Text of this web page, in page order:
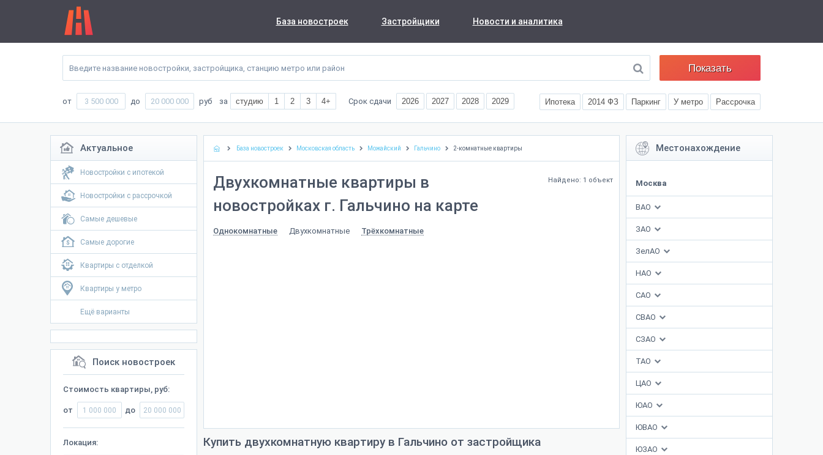
База новостроек Застройщики Новости и аналитика
Показать
от до руб за студию 1 2 3 4+ Срок сдачи 2026 2027 2028 2029 Ипотека 2014 ФЗ Паркинг У метро Рассрочка
Актуальное
Новостройки с ипотекой
Новостройки с рассрочкой
Самые дешевые
Самые дорогие
Квартиры с отделкой
Квартиры у метро
Ещё варианты
Поиск новостроек
Стоимость квартиры, руб:
от до
Локация:
Местонахождение
Москва
ВАО
ЗАО
ЗелАО
НАО
САО
СВАО
СЗАО
ТАО
ЦАО
ЮАО
ЮВАО
ЮЗАО
База новостроек Московская область Можайский Гальчино 2-комнатные квартиры
Найдено: 1 объект
Двухкомнатные квартиры в
новостройках г. Гальчино на карте
Однокомнатные Двухкомнатные Трёхкомнатные
Купить двухкомнатную квартиру в Гальчино от застройщика